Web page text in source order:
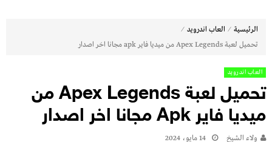
الرئيسية ⁄ العاب اندرويد ⁄
تحميل لعبة Apex Legends من ميديا فاير apk مجانا اخر اصدار
العاب اندرويد
تحميل لعبة Apex Legends من
ميديا فاير Apk مجانا اخر اصدار
ولاء الشيخ 14 مايو، 2024